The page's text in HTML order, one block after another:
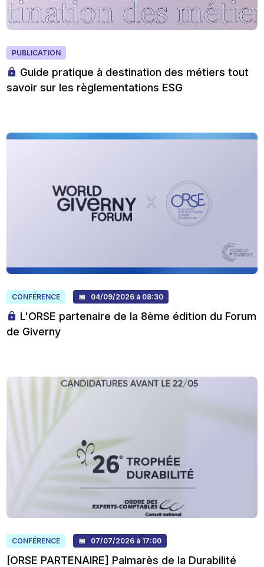
PUBLICATION
Guide pratique à destination des métiers tout
savoir sur les règlementations ESG
CONFÉRENCE 📅 04/09/2026 à 08:30
L'ORSE partenaire de la 8ème édition du Forum
de Giverny
CONFÉRENCE 📅 07/07/2026 à 17:00
[ORSE PARTENAIRE] Palmarès de la Durabilité